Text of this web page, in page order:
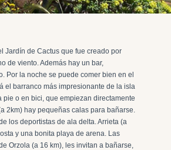
Jardín de Cactus que fue creado por
de viento. Además hay un bar,
Por la noche se puede comer bien en el
el barranco más impresionante de la isla
o en bici, que empiezan directamente
2km) hay pequeñas calas para bañarse.
los deportistas de ala delta. Arrieta (a
y una bonita playa de arena. Las
Orzola (a 16 km), les invitan a bañarse,